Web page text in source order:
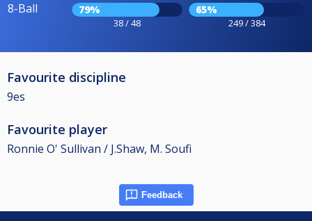
8-Ball 79%
38 / 48
65%
249 / 384
Favourite discipline
9es
Favourite player
Ronnie O' Sullivan / J.Shaw, M. Soufi
Feedback